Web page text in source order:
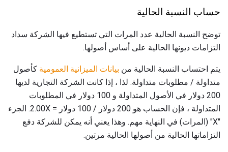
حساب النسبة الحالية
توضح النسبة الحالية عدد المرات التي تستطيع فيها الشركة سداد
التزامات ديونها الحالية على أساس أصولها.
يتم احتساب النسبة الحالية من بيانات الميزانية العمومية كأصول
متداولة / مطلوبات متداولة. لذا ، إذا كانت الشركة التجارية لديها
200 دولار في الأصول المتداولة و 100 دولار في المطلوبات
المتداولة ، فإن الحساب هو 200 دولار / 100 دولار = 2.00X. الجزء
"X" (المرات) في النهاية مهم. وهذا يعني أنه يمكن للشركة دفع
التزاماتها الحالية من أصولها الحالية مرتين.